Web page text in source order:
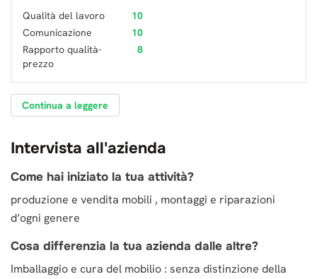
Qualità del lavoro
10
Comunicazione
10
Rapporto qualità-
prezzo
8
Continua a leggere
Intervista all'azienda
Come hai iniziato la tua attività?
produzione e vendita mobili , montaggi e riparazioni
d’ogni genere
Cosa differenzia la tua azienda dalle altre?
Imballaggio e cura del mobilio : senza distinzione della